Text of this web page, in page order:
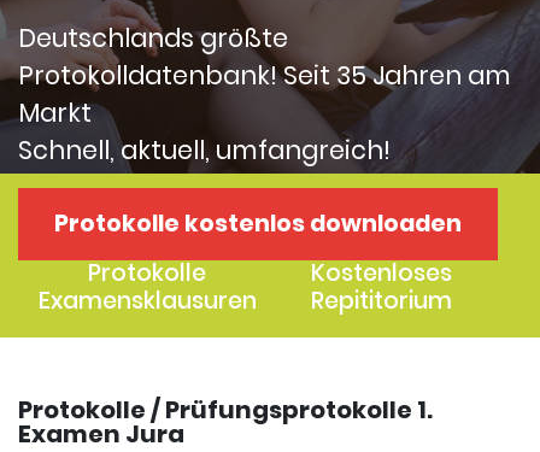
Deutschlands größte
Protokolldatenbank! Seit 35 Jahren am
Markt
Schnell, aktuell, umfangreich!
Protokolle kostenlos downloaden
1. Examen
2. Examen
Protokolle
Examensklausuren
Kostenloses
Repititorium
Protokolle / Prüfungsprotokolle 1.
Examen Jura